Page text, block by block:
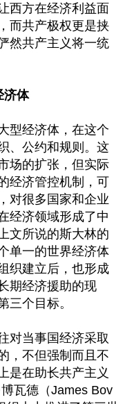
西方在经济利益面
而共产极权更是挟
然共产主义将一统
济体
型经济体，在这个
、公约和规则。这
场的扩张，但实际
经济管控机制，可
对很多国家和企业
经济领域形成了中
文所说的斯大林的
单一的世界经济体
织建立后，也形成
期经济援助的现
三个目标。
对当事国经济采取
，不但强制而且不
是在助长共产主义
瓦德（James Bov